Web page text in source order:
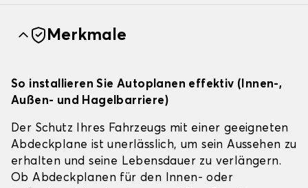
Merkmale
So installieren Sie Autoplanen effektiv (Innen-,
Außen- und Hagelbarriere)
Der Schutz Ihres Fahrzeugs mit einer geeigneten
Abdeckplane ist unerlässlich, um sein Aussehen zu
erhalten und seine Lebensdauer zu verlängern.
Ob Abdeckplanen für den Innen- oder